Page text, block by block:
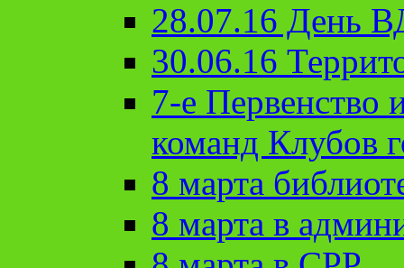
28.07.16 День
30.06.16
7-е Первенство
команд Клубов
8 марта
8 марта в